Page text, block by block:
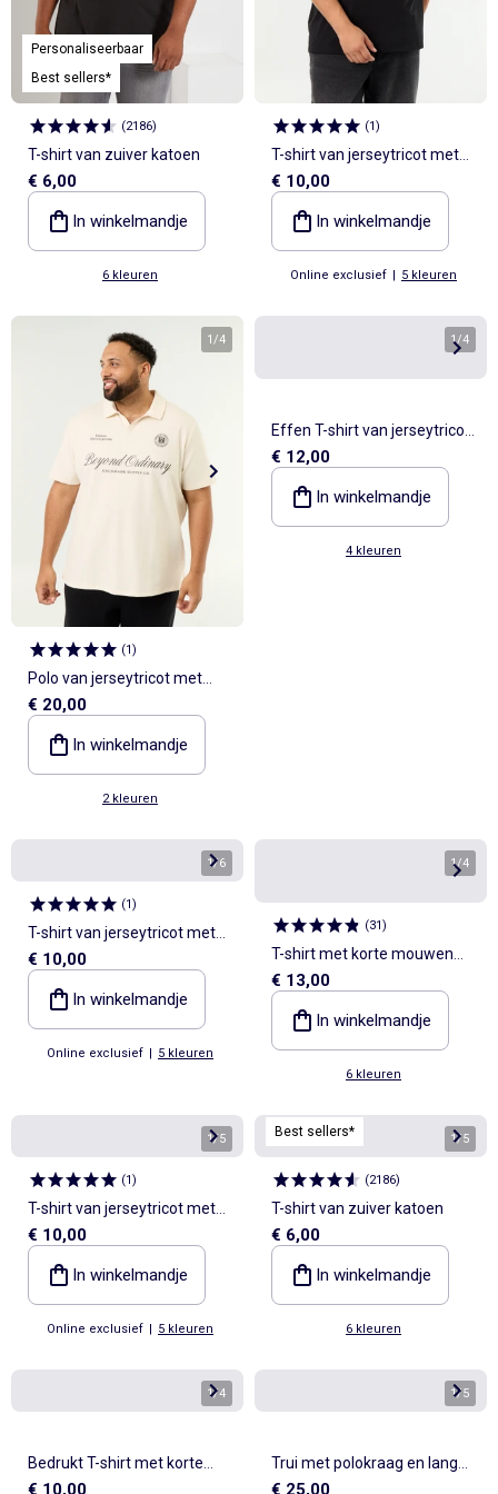
Personaliseerbaar
Best sellers*
(2186)
T-shirt van zuiver katoen
€ 6,00
In winkelmandje
6 kleuren
(1)
T-shirt van jerseytricot met
print en korte mouwen
€ 10,00
In winkelmandje
Online exclusief | 5 kleuren
1/4
(1)
Polo van jerseytricot met
korte mouwen
€ 20,00
In winkelmandje
2 kleuren
1/4
Effen T-shirt van jerseytricot
met lange mouwen
€ 12,00
In winkelmandje
4 kleuren
1/6
(1)
T-shirt van jerseytricot met
print en korte mouwen
€ 10,00
In winkelmandje
Online exclusief | 5 kleuren
1/4
(31)
T-shirt met korte mouwen
van jerseytricot met
fantasiepatroon
€ 13,00
In winkelmandje
6 kleuren
1/5
(1)
T-shirt van jerseytricot met
print en korte mouwen
€ 10,00
In winkelmandje
Online exclusief | 5 kleuren
Best sellers* 1/5
(2186)
T-shirt van zuiver katoen
€ 6,00
In winkelmandje
6 kleuren
1/4
Bedrukt T-shirt met korte
€ 10,00
1/5
Trui met polokraag en lange
€ 25,00